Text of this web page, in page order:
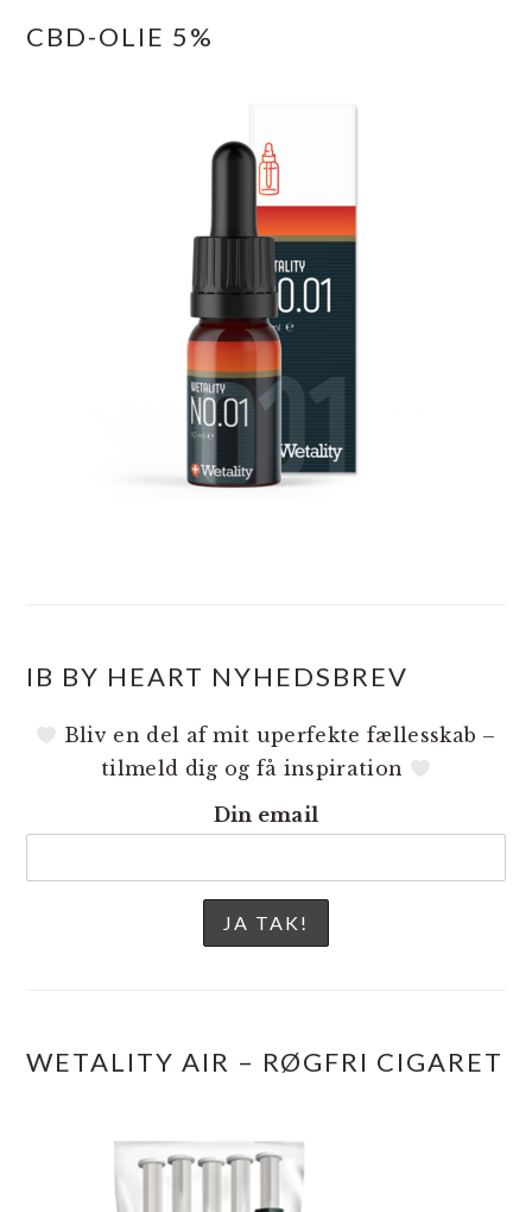
CBD-OLIE 5%
IB BY HEART NYHEDSBREV
Bliv en del af mit uperfekte fællesskab –
tilmeld dig og få inspiration
Din email
WETALITY AIR – RØGFRI CIGARET